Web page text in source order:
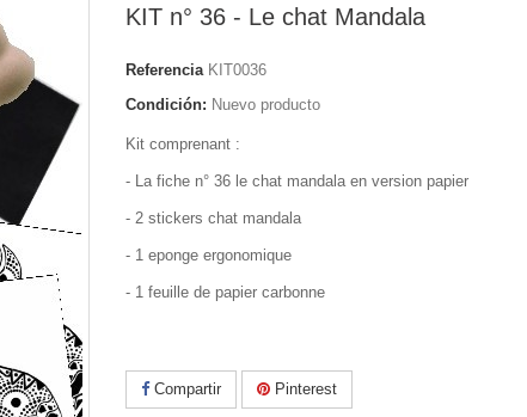
KIT n° 36 - Le chat Mandala
Referencia KIT0036
Condición: Nuevo producto
Kit comprenant :
- La fiche n° 36 le chat mandala en version papier
- 2 stickers chat mandala
- 1 eponge ergonomique
- 1 feuille de papier carbonne
Compartir Pinterest